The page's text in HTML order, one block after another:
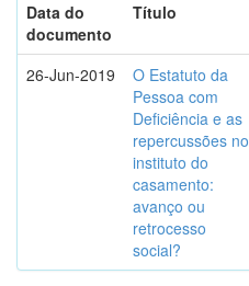
Data do
documento
Título
26-Jun-2019
O Estatuto da
Pessoa com
Deficiência e as
repercussões no
instituto do
casamento:
avanço ou
retrocesso
social?